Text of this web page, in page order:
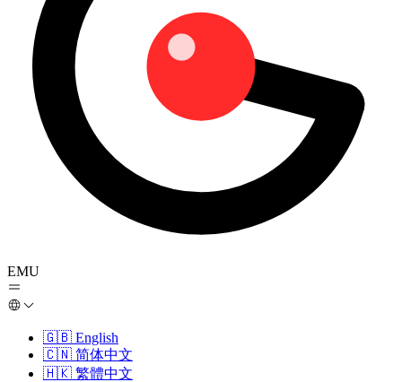
EMU
🇬🇧 English
🇨🇳 简体中文
🇭🇰 繁體中文